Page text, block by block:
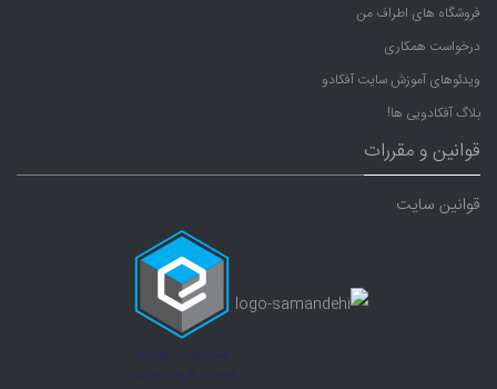
فروشگاه های اطراف من
درخواست همکاری
ویدئوهای آموزش سایت آفکادو
بلاگ آفکادویی ها!
قوانین و مقررات
قوانین سایت